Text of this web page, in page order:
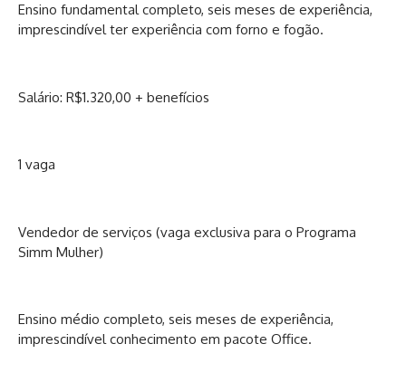
Ensino fundamental completo, seis meses de experiência,
imprescindível ter experiência com forno e fogão.
Salário: R$1.320,00 + benefícios
1 vaga
Vendedor de serviços (vaga exclusiva para o Programa
Simm Mulher)
Ensino médio completo, seis meses de experiência,
imprescindível conhecimento em pacote Office.